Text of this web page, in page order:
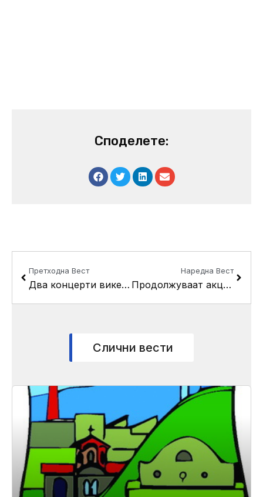
Споделете:
Претходна Вест
Два концерти викендов на културното лето “Три круши”
Наредна Вест
Продолжуваат акциите за чистење на јавните површини
Слични вести